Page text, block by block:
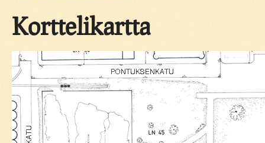
Korttelikartta